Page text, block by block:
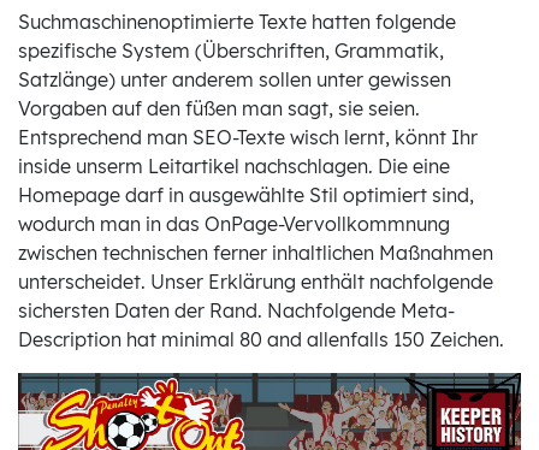
Suchmaschinenoptimierte Texte hatten folgende
spezifische System (Überschriften, Grammatik,
Satzlänge) unter anderem sollen unter gewissen
Vorgaben auf den füßen man sagt, sie seien.
Entsprechend man SEO-Texte wisch lernt, könnt Ihr
inside unserm Leitartikel nachschlagen. Die eine
Homepage darf in ausgewählte Stil optimiert sind,
wodurch man in das OnPage-Vervollkommnung
zwischen technischen ferner inhaltlichen Maßnahmen
unterscheidet. Unser Erklärung enthält nachfolgende
sichersten Daten der Rand. Nachfolgende Meta-
Description hat minimal 80 and allenfalls 150 Zeichen.